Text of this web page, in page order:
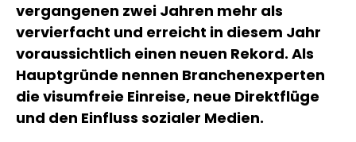
vergangenen zwei Jahren mehr als
vervierfacht und erreicht in diesem Jahr
voraussichtlich einen neuen Rekord. Als
Hauptgründe nennen Branchenexperten
die visumfreie Einreise, neue Direktflüge
und den Einfluss sozialer Medien.